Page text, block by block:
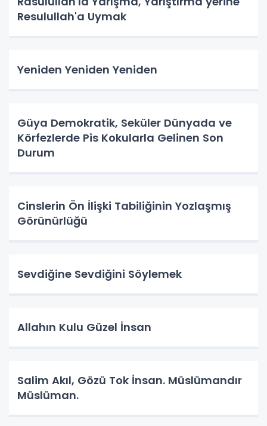
Resulullah'a Uymak
Yeniden Yeniden Yeniden
Güya Demokratik, Seküler Dünyada ve
Körfezlerde Pis Kokularla Gelinen Son
Durum
Cinslerin Ön İlişki Tabiliğinin Yozlaşmış
Görünürlüğü
Sevdiğine Sevdiğini Söylemek
Allahın Kulu Güzel İnsan
Salim Akıl, Gözü Tok İnsan. Müslümandır
Müslüman.